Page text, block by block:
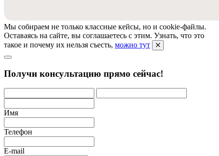
Мы собираем не только классные кейсы, но и cookie-файлы.
Оставаясь на сайте, вы соглашаетесь с этим. Узнать, что это
такое и почему их нельзя съесть, можно тут
Получи консультацию прямо сейчас!
Имя
Телефон
E-mail